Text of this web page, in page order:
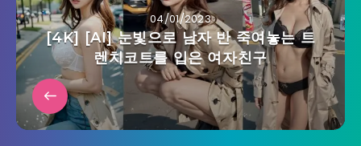
04/01/2023
[4K] [AI] 눈빛으로 남자 반 죽여놓는 트
렌치코트를 입은 여자친구